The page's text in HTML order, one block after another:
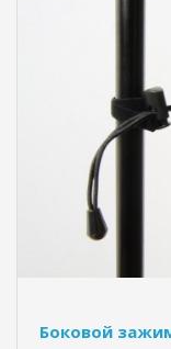
Боковой